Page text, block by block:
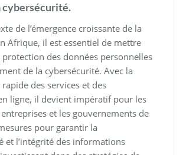
cybersécurité.
de l’émergence croissante de la
Afrique, il est essentiel de mettre
protection des données personnelles
de la cybersécurité. Avec la
des services et des
ligne, il devient impératif pour les
et les gouvernements de
pour garantir la
et l’intégrité des informations